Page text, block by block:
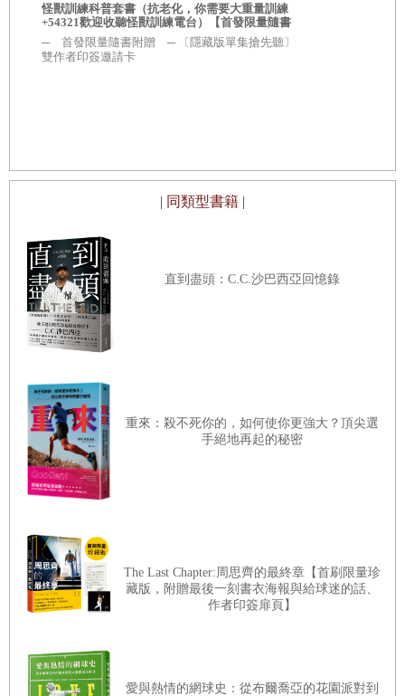
類／鳥的結婚與築巢／尋找身邊的鳥／麻雀——與人類共同生活的鳥
／烏鴉 ——聰明伶俐的鳥／燕子 ——報春的鳥／逃出牢籠的鳥／田間
中悠遊翱翔／猛禽類——威猛的姿態／尋找食繭與足跡／候鳥的遷徙
／引鳥到身邊來／下雨天也來觀察吧／雙筒望遠鏡的使用法／錄下鳥
的聲音吧／參加賞鳥活動／生物月曆／
●外型相似的犀鳥
哺乳類
觀察時的用具與服裝／觀察時的注意事項／住家附近的哺乳類／草叢
中看得到的老鼠／樹林裡看得到的老鼠／松鼠
／大飛鼠與歐亞飛鼠
——卓越的跳躍力／貉 雜食性大胃王／鼬——樹林中的打獵高手
／狐——敏銳的聽覺與嗅覺／野豬
一起生活／羚羊——
類的分布地圖／生物月曆／
●體形大卻溫馴的馬來貘
爬蟲類、兩棲類的觀察／蜥蜴與草蜥
靠近燈光的忍者／蛇——低調生活還是遭人嫌棄／烏龜——最愛曬太
怪獸訓練科普套書（抗老化，你需要大重量訓練
+54321歡迎收聽怪獸訓練電台）【首發限量隨書
附贈［隱藏版單集搶先聽+怪獸訓練螢光貼紙2款
隨機出貨］】
─ 首發限量隨書附贈 ─ 〔隱藏版單集搶先聽〕
雙作者印簽邀請卡
| 同類型書籍 |
直到盡頭：C.C.沙巴西亞回憶錄
重來：殺不死你的，如何使你更強大？頂尖選
手絕地再起的秘密
The Last Chapter:周思齊的最終章【首刷限量珍
藏版，附贈最後一刻書衣海報與給球迷的話、
作者印簽扉頁】
愛與熱情的網球史：從布爾喬亞的花園派對到